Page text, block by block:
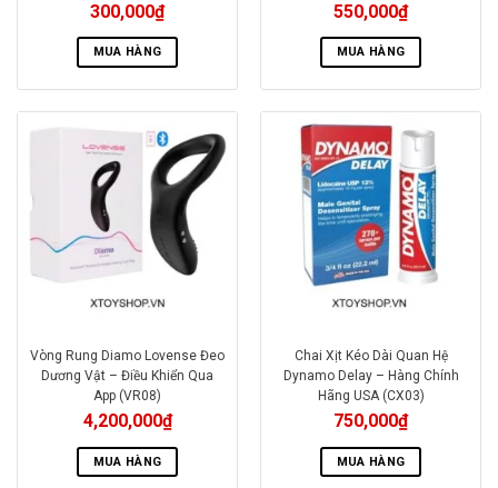
300,000₫
MUA HÀNG
550,000₫
MUA HÀNG
Vòng Rung Diamo Lovense Đeo
Dương Vật – Điều Khiển Qua
App (VR08)
4,200,000₫
MUA HÀNG
Chai Xịt Kéo Dài Quan Hệ
Dynamo Delay – Hàng Chính
Hãng USA (CX03)
750,000₫
MUA HÀNG